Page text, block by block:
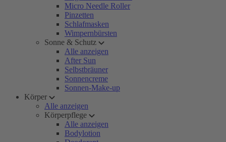
Micro Needle Roller
Pinzetten
Schlafmasken
Wimpernbürsten
Sonne & Schutz
Alle anzeigen
After Sun
Selbstbräuner
Sonnencreme
Sonnen-Make-up
Körper
Alle anzeigen
Körperpflege
Alle anzeigen
Bodylotion